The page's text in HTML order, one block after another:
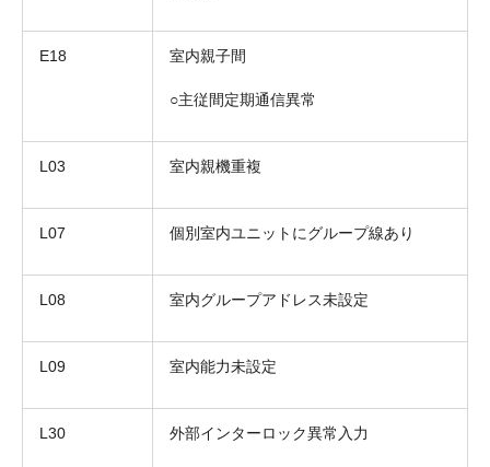
E18 室内親子間
○主従間定期通信異常
L03 室内親機重複
L07 個別室内ユニットにグループ線あり
L08 室内グループアドレス未設定
L09 室内能力未設定
L30 外部インターロック異常入力